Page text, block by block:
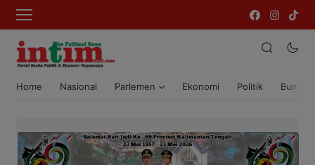
Home Nasional Parlemen Ekonomi Politik Bumi